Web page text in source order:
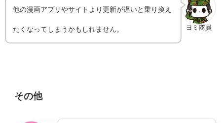
ヨミ隊員
他の漫画アプリやサイトより更新が遅いと乗り換え
たくなってしまうかもしれません。
その他